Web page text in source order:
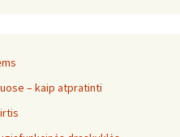
– kaip atpratinti